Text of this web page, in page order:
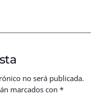
no será publicada.
marcados con *